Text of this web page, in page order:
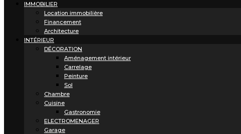
IMMOBILIER
Location immobilière
Financement
Architecture
INTÉRIEUR
DÉCORATION
Aménagement intérieur
Carrelage
Peinture
Sol
Chambre
Cuisine
Gastronomie
ELECTROMENAGER
Garage